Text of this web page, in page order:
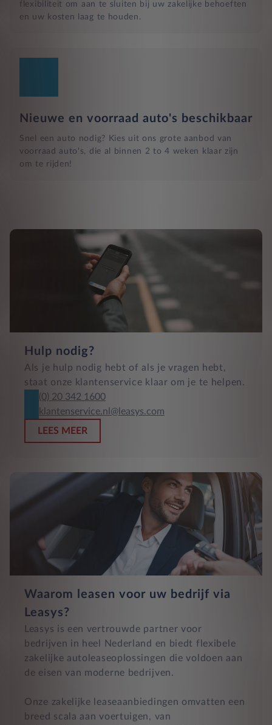
flexibiliteit om aan te sluiten bij uw zakelijke behoeften
en uw kosten laag te houden.
Nieuwe en voorraad auto's beschikbaar
Snel een auto nodig? Kies uit ons grote aanbod van
voorraad auto's, die al binnen 2 to 4 weken klaar zijn
om te rijden!
Hulp nodig?
Als je hulp nodig hebt of als je vragen hebt,
staat onze klantenservice klaar om je te helpen.
(0) 20 342 1600
klantenservice.nl@leasys.com
LEES MEER
Waarom leasen voor uw bedrijf via
Leasys?
Leasys is een vertrouwde partner voor
bedrijven in heel Nederland en biedt flexibele
zakelijke autoleaseoplossingen die voldoen aan
de eisen van moderne bedrijven.
Onze zakelijke leaseaanbiedingen omvatten een
breed scala aan voertuigen, van